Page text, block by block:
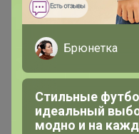
Брюнетка
Стильные
идеальный
модно и на